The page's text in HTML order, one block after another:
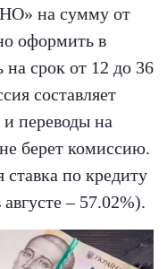
на сумму от
оформить в
срок от 12 до 36
составляет
переводы на
берет комиссию.
ставка по кредиту
– 57.02%).